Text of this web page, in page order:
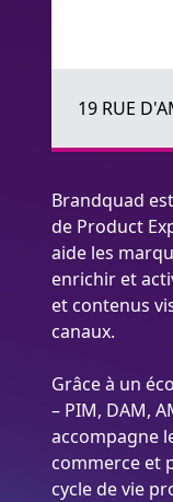
19 RUE
Brandquad
de Product
aide les
enrichir et
et contenus
canaux.
Grâce à un
– PIM, DAM,
accompagne
commerce et
cycle de vie